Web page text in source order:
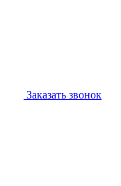
Заказать звонок